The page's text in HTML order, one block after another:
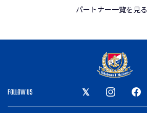
パートナー一覧を見る
FOLLOW US